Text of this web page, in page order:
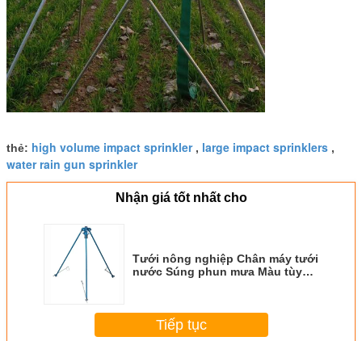
thẻ: high volume impact sprinkler, large impact sprinklers ,
water rain gun sprinkler
Nhận giá tốt nhất cho
Tưới nông nghiệp Chân máy tưới
nước Súng phun mưa Màu tùy
Tiếp tục